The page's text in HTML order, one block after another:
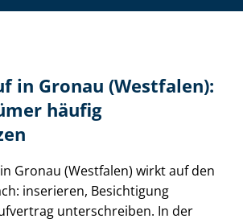
in Gronau (Westfalen):
häufig
Gronau (Westfalen) wirkt auf den
inserieren, Besichtigung
unterschreiben. In der